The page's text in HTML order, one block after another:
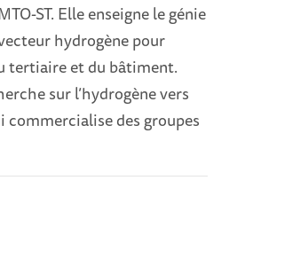
ST. Elle enseigne le génie
hydrogène pour
tertiaire et du bâtiment.
sur l’hydrogène vers
commercialise des groupes